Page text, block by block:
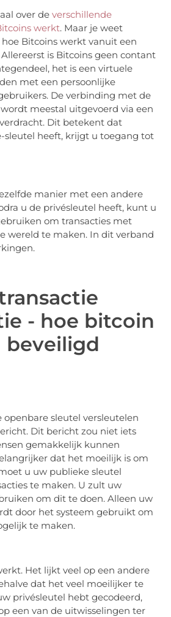
over de verschillende
werkt. Maar je weet
Bitcoins werkt vanuit een
is Bitcoins geen contant
het is een virtuele
met een persoonlijke
De verbinding met de
meestal uitgevoerd via een
Dit betekent dat
sleutel heeft, krijgt u toegang tot
manier met een andere
u de privésleutel heeft, kunt u
om transacties met
wereld te maken. In dit verband
openbare sleutel versleutelen
Dit bericht zou niet iets
gemakkelijk kunnen
dat het moeilijk is om
u uw publieke sleutel
te maken. U zult uw
om dit te doen. Alleen uw
door het systeem gebruikt om
te maken.
Het lijkt veel op een andere
dat het veel moeilijker te
privésleutel hebt gecodeerd,
een van de uitwisselingen ter